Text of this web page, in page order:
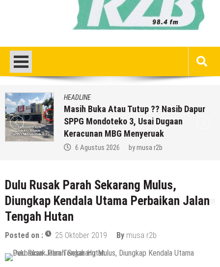
HEADLINE
Masih Buka Atau Tutup ?? Nasib Dapur
SPPG Mondoteko 3, Usai Dugaan
Keracunan MBG Menyeruak
6 Agustus 2026 bymusa r2b
Dulu Rusak Parah Sekarang Mulus,
Diungkap Kendala Utama Perbaikan Jalan
Tengah Hutan
Posted on : 25 Oktober 2019 By musa r2b